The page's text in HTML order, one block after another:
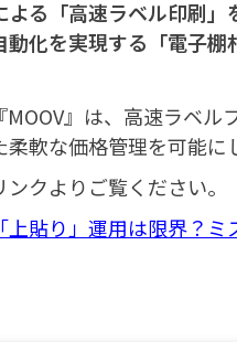
よる「高速ラベル印刷
動化を実現する「電子
MOOV』は、高速ラベ
軟な価格管理を可能に
クよりご覧ください。
上貼り」運用は限界？